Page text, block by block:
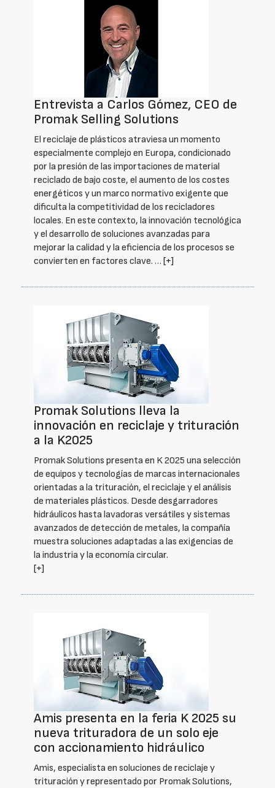
Entrevista a Carlos Gómez, CEO de
Promak Selling Solutions
El reciclaje de plásticos atraviesa un momento
especialmente complejo en Europa, condicionado
por la presión de las importaciones de material
reciclado de bajo coste, el aumento de los costes
energéticos y un marco normativo exigente que
dificulta la competitividad de los recicladores
locales. En este contexto, la innovación tecnológica
y el desarrollo de soluciones avanzadas para
mejorar la calidad y la eficiencia de los procesos se
convierten en factores clave. … [+]
Promak Solutions lleva la
innovación en reciclaje y trituración
a la K2025
Promak Solutions presenta en K 2025 una selección
de equipos y tecnologías de marcas internacionales
orientadas a la trituración, el reciclaje y el análisis
de materiales plásticos. Desde desgarradores
hidráulicos hasta lavadoras versátiles y sistemas
avanzados de detección de metales, la compañía
muestra soluciones adaptadas a las exigencias de
la industria y la economía circular.
[+]
Amis presenta en la feria K 2025 su
nueva trituradora de un solo eje
con accionamiento hidráulico
Amis, especialista en soluciones de reciclaje y
trituración y representado por Promak Solutions,